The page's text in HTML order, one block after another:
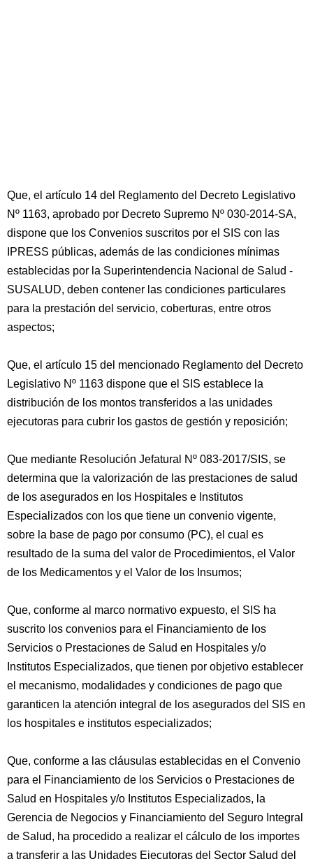
Que, el artículo 14 del Reglamento del Decreto Legislativo
Nº 1163, aprobado por Decreto Supremo Nº 030-2014-SA,
dispone que los Convenios suscritos por el SIS con las
IPRESS públicas, además de las condiciones mínimas
establecidas por la Superintendencia Nacional de Salud -
SUSALUD, deben contener las condiciones particulares
para la prestación del servicio, coberturas, entre otros
aspectos;
Que, el artículo 15 del mencionado Reglamento del Decreto
Legislativo Nº 1163 dispone que el SIS establece la
distribución de los montos transferidos a las unidades
ejecutoras para cubrir los gastos de gestión y reposición;
Que mediante Resolución Jefatural Nº 083-2017/SIS, se
determina que la valorización de las prestaciones de salud
de los asegurados en los Hospitales e Institutos
Especializados con los que tiene un convenio vigente,
sobre la base de pago por consumo (PC), el cual es
resultado de la suma del valor de Procedimientos, el Valor
de los Medicamentos y el Valor de los Insumos;
Que, conforme al marco normativo expuesto, el SIS ha
suscrito los convenios para el Financiamiento de los
Servicios o Prestaciones de Salud en Hospitales y/o
Institutos Especializados, que tienen por objetivo establecer
el mecanismo, modalidades y condiciones de pago que
garanticen la atención integral de los asegurados del SIS en
los hospitales e institutos especializados;
Que, conforme a las cláusulas establecidas en el Convenio
para el Financiamiento de los Servicios o Prestaciones de
Salud en Hospitales y/o Institutos Especializados, la
Gerencia de Negocios y Financiamiento del Seguro Integral
de Salud, ha procedido a realizar el cálculo de los importes
a transferir a las Unidades Ejecutoras del Sector Salud del